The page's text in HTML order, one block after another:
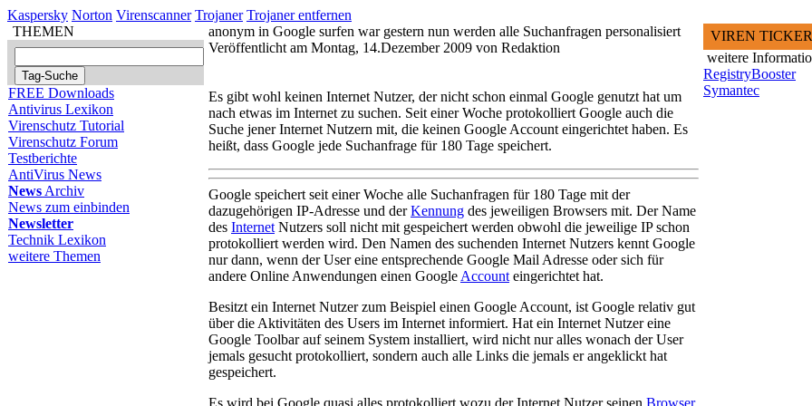
Kaspersky Norton Virenscanner Trojaner Trojaner entfernen
THEMEN
FREE Downloads
Antivirus Lexikon
Virenschutz Tutorial
Virenschutz Forum
Testberichte
AntiVirus News
News Archiv
News zum einbinden
Newsletter
Technik Lexikon
weitere Themen
anonym in Google surfen war gestern nun werden alle Suchanfragen personalisiert
Veröffentlicht am Montag, 14.Dezember 2009 von Redaktion
Es gibt wohl keinen Internet Nutzer, der nicht schon einmal Google genutzt hat um
nach etwas im Internet zu suchen. Seit einer Woche protokolliert Google auch die
Suche jener Internet Nutzern mit, die keinen Google Account eingerichtet haben. Es
heißt, dass Google jede Suchanfrage für 180 Tage speichert.
Google speichert seit einer Woche alle Suchanfragen für 180 Tage mit der
dazugehörigen IP-Adresse und derKennung des jeweiligen Browsers mit. Der Name
des Internet Nutzers soll nicht mit gespeichert werden obwohl die jeweilige IP schon
protokolliert werden wird. Den Namen des suchenden Internet Nutzers kennt Google
nur dann, wenn der User eine entsprechende Google Mail Adresse oder sich für
andere Online Anwendungen einen Google Account eingerichtet hat.
Besitzt ein Internet Nutzer zum Beispiel einen Google Account, ist Google relativ gut
über die Aktivitäten des Users im Internet informiert. Hat ein Internet Nutzer eine
Google Toolbar auf seinem System installiert, wird nicht nur alles wonach der User
jemals gesucht protokolliert, sondern auch alle Links die jemals er angeklickt hat
gespeichert.
Es wird bei Google quasi alles protokolliert wozu der Internet Nutzer seinen Browser
VIREN TICKER
weitere
RegistryBooster
Symantec